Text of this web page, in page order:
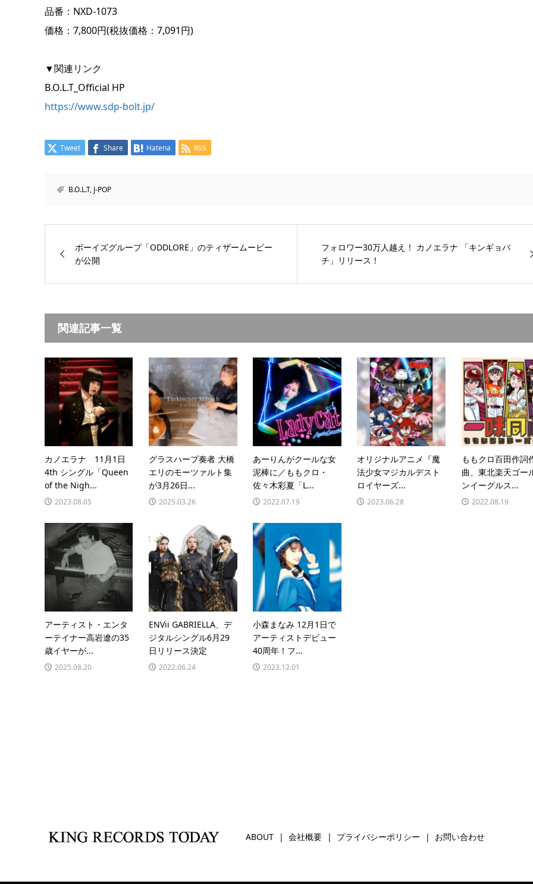
品番：NXD-1073
価格：7,800円(税抜価格：7,091円)
▼関連リンク
B.O.L.T_Official HP
https://www.sdp-bolt.jp/
Tweet Share Hatena RSS
B.O.L.T, J-POP
ボーイズグループ「ODDLORE」のティザームービー
が公開
フォロワー30万人越え！ カノエラナ 「キンギョバ
チ」リリース！
関連記事一覧
カノエラナ 11月1日
4th シングル「Queen
of the Nigh...
2023.08.05
グラスハープ奏者 大橋
エリのモーツァルト集
が3月26日...
2025.03.26
あーりんがクールな女
泥棒に／ももクロ・
佐々木彩夏「L...
2022.07.19
オリジナルアニメ『魔
法少⼥マジカルデスト
ロイヤーズ...
2023.06.28
ももクロ百田作詞
曲、東北楽天ゴー
ンイーグルス...
2022.08.19
アーティスト・エンタ
ーテイナー高岩遼の35
歳イヤーが...
2025.08.20
ENVii GABRIELLA、デ
ジタルシングル6月29
日リリース決定
2022.06.24
小森まなみ 12月1日で
アーティストデビュー
40周年！フ...
2023.12.01
ABOUT 会社概要 プライバシーポリシー お問い合わせ